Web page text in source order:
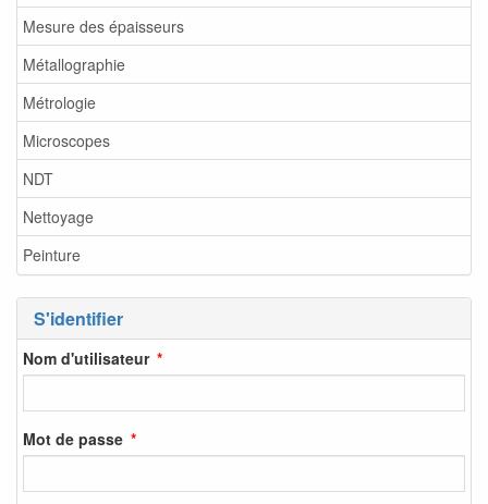
Mesure des épaisseurs
Métallographie
Métrologie
Microscopes
NDT
Nettoyage
Peinture
S'identifier
Nom d'utilisateur
Mot de passe